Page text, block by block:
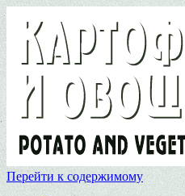
Перейти к содержимому